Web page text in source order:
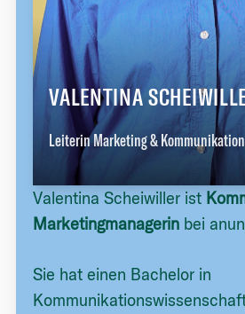
VALENTINA
Leiterin Marketing & Kommunikation
Valentina Scheiwiller ist
Marketingmanagerinbei
Sie hat einen Bachelor in